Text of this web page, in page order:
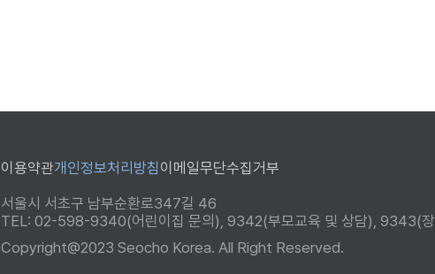
이용약관개인정보처리방침 이메일무단수집거부
서울시 서초구 남부순환로347길 46
TEL: 02-598-9340(어린이집 문의), 9342(부모교육 및 상담), 9343(
Copyright@2023 Seocho Korea. All Right Reserved.